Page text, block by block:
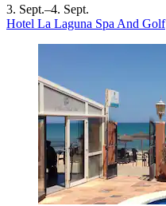
3. Sept.–4. Sept.
Hotel La Laguna Spa And Golf